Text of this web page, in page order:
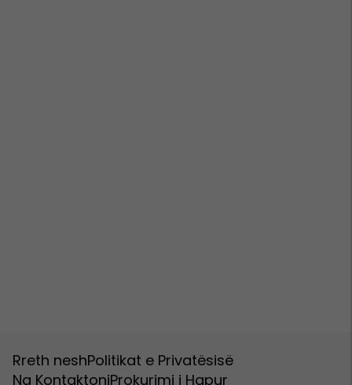
Rreth neshPolitikat e Privatësisë
Na KontaktoniProkurimi i Hapur